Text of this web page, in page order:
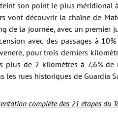
son point le plus méridional
vont découvrir la chaîne de
de la journée, avec un premier
avec des passages à
pour trois derniers
plus de 2 kilomètres à 7,6%
les rues historiques de Guardia
complète des 21 étapes du